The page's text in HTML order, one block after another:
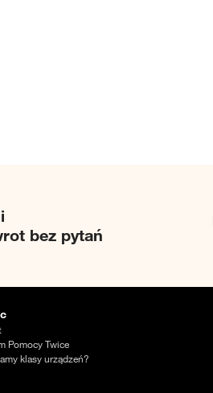
bez pytań
Pomocy Twice
klasy urządzeń?